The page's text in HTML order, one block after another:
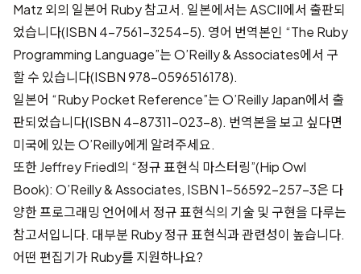
Matz 외의 일본어 Ruby 참고서. 일본에서는 ASCII에서 출판되
었습니다(ISBN 4-7561-3254-5). 영어 번역본인 “The Ruby
Programming Language”는 O’Reilly & Associates에서 구
할 수 있습니다(ISBN 978-0596516178).
일본어 “Ruby Pocket Reference”는 O’Reilly Japan에서 출
판되었습니다(ISBN 4-87311-023-8). 번역본을 보고 싶다면
미국에 있는 O’Reilly에게 알려주세요.
또한 Jeffrey Friedl의 “정규 표현식 마스터링”(Hip Owl
Book): O’Reilly & Associates, ISBN 1-56592-257-3은 다
양한 프로그래밍 언어에서 정규 표현식의 기술 및 구현을 다루는
참고서입니다. 대부분 Ruby 정규 표현식과 관련성이 높습니다.
어떤 편집기가 Ruby를 지원하나요?